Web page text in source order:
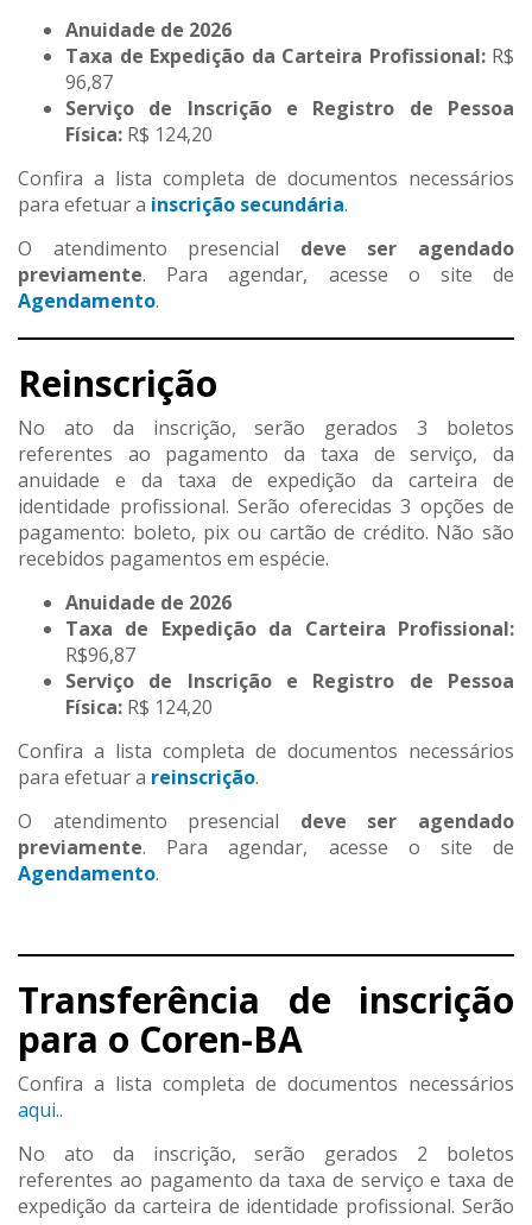
Anuidade de 2026
Taxa de Expedição da Carteira Profissional:R$
96,87
Serviço de Inscrição e Registro de Pessoa
Física: R$ 124,20
Confira a lista completa de documentos necessários
para efetuar a inscrição secundária.
O atendimento presencial deve ser agendado
previamente. Para agendar, acesse o site de
Agendamento.
Reinscrição
No ato da inscrição, serão gerados 3 boletos
referentes ao pagamento da taxa de serviço, da
anuidade e da taxa de expedição da carteira de
identidade profissional. Serão oferecidas 3 opções de
pagamento: boleto, pix ou cartão de crédito. Não são
recebidos pagamentos em espécie.
Anuidade de 2026
Taxa de Expedição da Carteira Profissional:
R$96,87
Serviço de Inscrição e Registro de Pessoa
Física: R$ 124,20
Confira a lista completa de documentos necessários
para efetuar a reinscrição.
O atendimento presencial deve ser agendado
previamente. Para agendar, acesse o site de
Agendamento.
Transferência de inscrição
para o Coren-BA
Confira a lista completa de documentos necessários
aqui..
No ato da inscrição, serão gerados 2 boletos
referentes ao pagamento da taxa de serviço e taxa de
expedição da carteira de identidade profissional. Serão